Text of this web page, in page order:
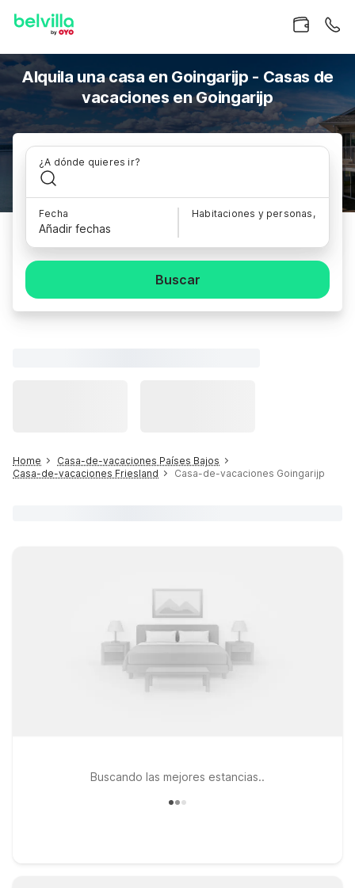
Alquila una casa en Goingarijp - Casas de
vacaciones en Goingarijp
¿A dónde quieres ir?
Fecha
Añadir fechas
Habitaciones y personas,
Buscar
Home
Casa-de-vacaciones Países Bajos
Casa-de-vacaciones Friesland
Casa-de-vacaciones Goingarijp
Buscando las mejores estancias..